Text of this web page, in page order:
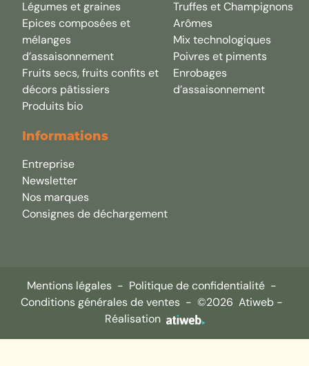
Légumes et graines
Epices composées et
mélanges
d’assaisonnement
Fruits secs, fruits confits et
décors pâtissiers
Produits bio
Truffes et Champignons
Arômes
Mix technologiques
Poivres et piments
Enrobages
d’assaisonnement
Informations
Entreprise
Newsletter
Nos marques
Consignes de déchargement
Mentions légales - Politique de confidentialité -
Conditions générales de ventes - ©2026 Atiweb -
Réalisation